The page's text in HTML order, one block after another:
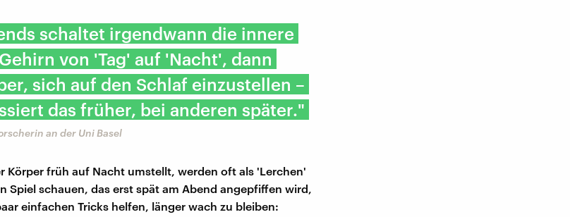
schaltet irgendwann die innere
von 'Tag' auf 'Nacht', dann
sich auf den Schlaf einzustellen –
das früher, bei anderen später."
an der Uni Basel
Körper früh auf Nacht umstellt, werden oft als 'Lerchen'
Spiel schauen, das erst spät am Abend angepfiffen wird,
einfachen Tricks helfen, länger wach zu bleiben: